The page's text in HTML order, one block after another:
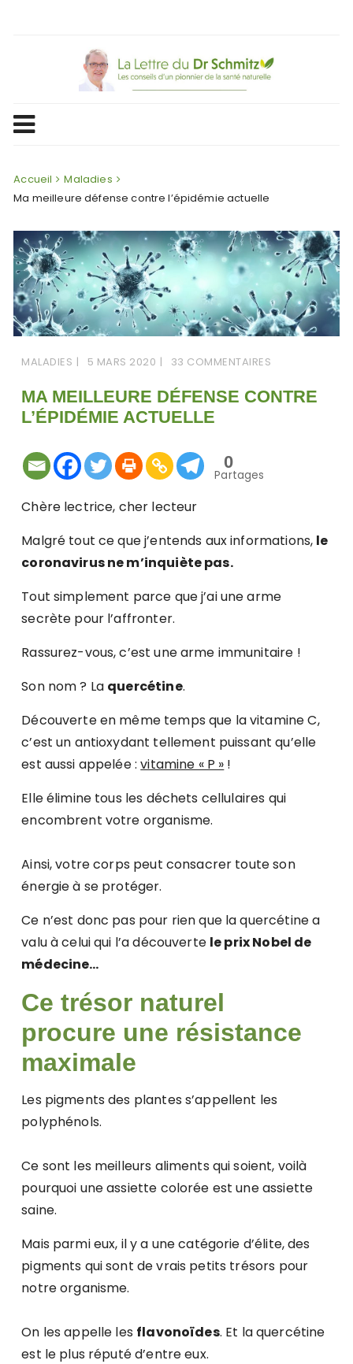
Accueil
Maladies
Ma meilleure défense contre l’épidémie actuelle
MALADIES 5 MARS 2020 33 COMMENTAIRES
MA MEILLEURE DÉFENSE CONTRE
L’ÉPIDÉMIE ACTUELLE
0
Partages
Chère lectrice, cher lecteur
Malgré tout ce que j’entends aux informations, le
coronavirus ne m’inquiète pas.
Tout simplement parce que j’ai une arme
secrète pour l’affronter.
Rassurez-vous, c’est une arme immunitaire !
Son nom ? La quercétine.
Découverte en même temps que la vitamine C,
c’est un antioxydant tellement puissant qu’elle
est aussi appelée :vitamine « P » !
Elle élimine tous les déchets cellulaires qui
encombrent votre organisme.
Ainsi, votre corps peut consacrer toute son
énergie à se protéger.
Ce n’est donc pas pour rien que la quercétine a
valu à celui qui l’a découverte le prix Nobel de
médecine…
Ce trésor naturel
procure une résistance
maximale
Les pigments des plantes s’appellent les
polyphénols.
Ce sont les meilleurs aliments qui soient, voilà
pourquoi une assiette colorée est une assiette
saine.
Mais parmi eux, il y a une catégorie d’élite, des
pigments qui sont de vrais petits trésors pour
notre organisme.
On les appelle les flavonoïdes. Et la quercétine
est le plus réputé d’entre eux.